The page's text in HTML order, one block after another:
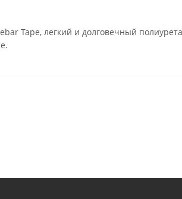
Tape, легкий и долговечный